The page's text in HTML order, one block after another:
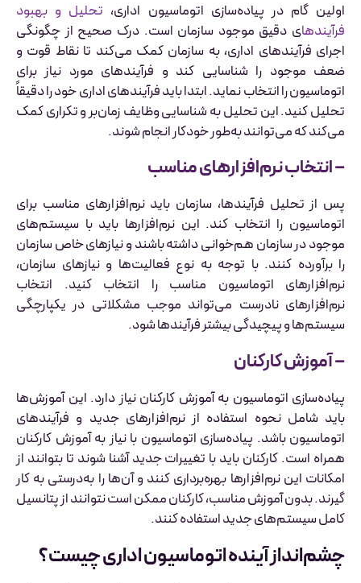
اولین گام در پیاده‌سازی اتوماسیون اداری، تحلیل و بهبود
فرآیندهای دقیق موجود سازمان است. درک صحیح از چگونگی
اجرای فرآیندهای اداری، به سازمان کمک می‌کند تا نقاط قوت و
ضعف موجود را شناسایی کند و فرآیندهای مورد نیاز برای
اتوماسیون را انتخاب نماید. ابتدا باید فرآیندهای اداری خود را دقیقاً
تحلیل کنید. این تحلیل به شناسایی وظایف زمان‌بر و تکراری کمک
می‌کند که می‌توانند به‌طور خودکار انجام شوند.
– انتخاب نرم‌افزارهای مناسب
پس از تحلیل فرآیندها، سازمان باید نرم‌افزارهای مناسب برای
اتوماسیون را انتخاب کند. این نرم‌افزارها باید با سیستم‌های
موجود در سازمان هم‌خوانی داشته باشند و نیازهای خاص سازمان
را برآورده کنند. با توجه به نوع فعالیت‌ها و نیازهای سازمان،
نرم‌افزارهای اتوماسیون مناسب را انتخاب کنید. انتخاب
نرم‌افزارهای نادرست می‌تواند موجب مشکلاتی در یکپارچگی
سیستم‌ها و پیچیدگی بیشتر فرآیندها شود.
– آموزش کارکنان
پیاده‌سازی اتوماسیون به آموزش کارکنان نیاز دارد. این آموزش‌ها
باید شامل نحوه استفاده از نرم‌افزارهای جدید و فرآیندهای
اتوماسیون باشد. پیاده‌سازی اتوماسیون با نیاز به آموزش کارکنان
همراه است. کارکنان باید با تغییرات جدید آشنا شوند تا بتوانند از
امکانات این نرم‌افزارها بهره‌برداری کنند و آن‌ها را به‌درستی به کار
گیرند. بدون آموزش مناسب، کارکنان ممکن است نتوانند از پتانسیل
کامل سیستم‌های جدید استفاده کنند.
چشم‌انداز آینده اتوماسیون اداری چیست؟